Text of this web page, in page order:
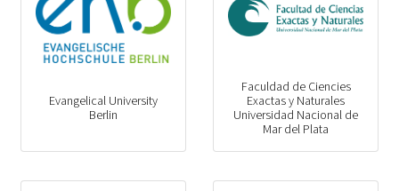
Evangelical University
Berlin
Faculdad de Ciencies
Exactas y Naturales
Universidad Nacional de
Mar del Plata